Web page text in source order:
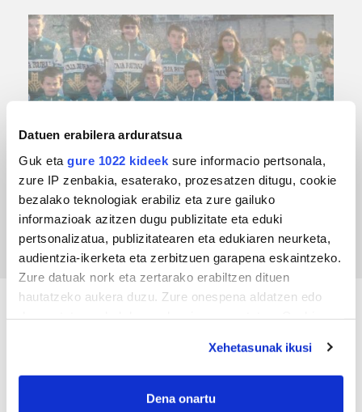
Datuen erabilera arduratsua
Guk eta gure 1022 kideek sure informacio pertsonala,
zure IP zenbakia, esaterako, prozesatzen ditugu, cookie
bezalako teknologiak erabiliz eta zure gailuko
informazioak azitzen dugu publizitate eta eduki
pertsonalizatua, publizitatearen eta edukiaren neurketa,
audientzia-ikerketa eta zerbitzuen garapena eskaintzeko.
Zure datuak nork eta zertarako erabiltzen dituen
hautatzeko aukera duzu. Zure onespena aldatzen edo
If you allow, we would also like to:
Collect information about your geographical
Xehetasunak ikusi
Dena onartu
TXIRRINDULARITZA
Tourreko goierritarrak
KIROLA